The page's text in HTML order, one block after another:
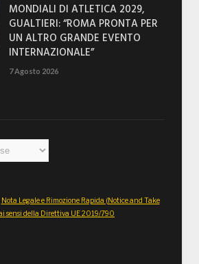
MONDIALI DI ATLETICA 2029,
GUALTIERI: “ROMA PRONTA PER
UN ALTRO GRANDE EVENTO
INTERNAZIONALE”
7 Agosto 2026
Nota Legale e Rimozione Rapida (Notice and Take
sensi della Direttiva UE 2019/790